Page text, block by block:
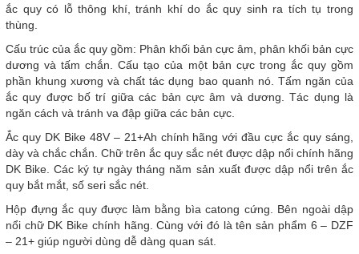
ắc quy có lỗ thông khí, tránh khí do ắc quy sinh ra tích tụ trong
thùng.
Cấu trúc của ắc quy gồm: Phân khối bản cực âm, phân khối bản cực
dương và tấm chắn. Cấu tạo của một bản cực trong ắc quy gồm
phần khung xương và chất tác dụng bao quanh nó. Tấm ngăn của
ắc quy được bố trí giữa các bản cực âm và dương. Tác dụng là
ngăn cách và tránh va đập giữa các bản cực.
Ắc quy DK Bike 48V – 21+Ah chính hãng với đầu cực ắc quy sáng,
dày và chắc chắn. Chữ trên ắc quy sắc nét được dập nổi chính hãng
DK Bike. Các ký tự ngày tháng năm sản xuất được dập nổi trên ắc
quy bắt mắt, số seri sắc nét.
Hộp đựng ắc quy được làm bằng bìa catong cứng. Bên ngoài dập
nổi chữ DK Bike chính hãng. Cùng với đó là tên sản phẩm 6 – DZF
– 21+ giúp người dùng dễ dàng quan sát.